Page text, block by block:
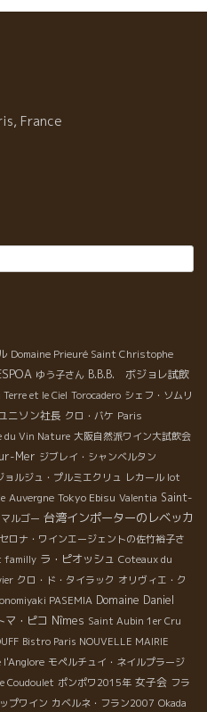
たのは、多くの人から愛され
徳パワーだ！ 活気と笑顔が絶
熱狂的ファンが集まってくる。
カのボストンから女性ソムリ
屋などフランス中、世界中か
こめて収穫していく。 ブルト
France
Domaine Prieuré Saint Christophe
ゆう子さん B.B.B. ボジョレ試飲
Terre et le Ciel Torocadero シェフ・ソムリ
ニソン社長 クロ・バケ Paris
du Vin Nature 大阪自然派ワイン大試飲会
Mer ジブレイ・シャンベルタン
ョルジュ・プルミエクリュ レカール lot
Auvergne Tokyo Ebisu Valentia Saint-
マルゴー 台湾インポーターのレベッカ
ロナ・ワインエージェントの佐竹裕子さ
familly ラ・ピオッシュ Coteaux du
クロ・ド・タイラック オリヴィエ・ク
PASEMIA Domaine Daniel
マ・ピコ Nîmes Saint Aubin 1er Cru
Bistro Paris NOUVELLE MAIRIE
l'Anglore モペルチュイ・ネイルプラージ
Coudoulet ポンポワ2015年 女子会 フラ
プワイン カベルネ・フラン2007 Okada